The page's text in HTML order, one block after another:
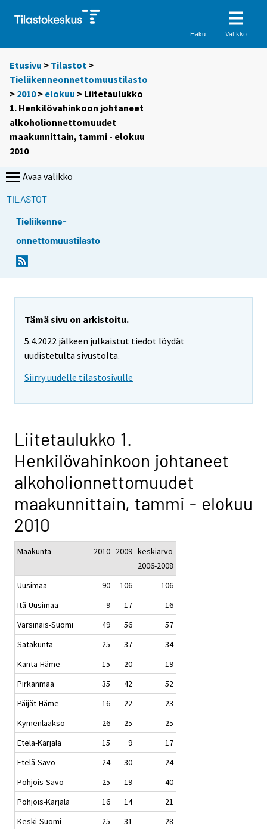
Haku Valikko
Etusivu > Tilastot >
Tieliikenneonnettomuustilasto
> 2010> elokuu > Liitetaulukko
1. Henkilövahinkoon johtaneet
alkoholionnettomuudet
maakunnittain, tammi - elokuu
2010
Avaa valikko
TILASTOT
Tieliikenne-
onnettomuustilasto
Tämä sivu on arkistoitu.
5.4.2022 jälkeen julkaistut tiedot löydät
uudistetulta sivustolta.
Siirry uudelle tilastosivulle
Liitetaulukko 1.
Henkilövahinkoon johtaneet
alkoholionnettomuudet
maakunnittain, tammi - elokuu
2010
Maakunta 2010 2009 keskiarvo
2006-2008
Uusimaa
90 106
106
Itä-Uusimaa
9 17
16
Varsinais-Suomi
49 56
57
Satakunta
25 37
34
Kanta-Häme
15 20
19
Pirkanmaa
35 42
52
Päijät-Häme
16 22
23
Kymenlaakso
26 25
25
Etelä-Karjala
15 9
17
Etelä-Savo
24 30
24
Pohjois-Savo
25 19
40
Pohjois-Karjala
16 14
21
Keski-Suomi
25 31
28